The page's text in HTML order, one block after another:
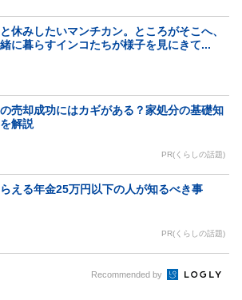
休みしたいマンチカン。ところがそこへ、
に暮らすインコたちが様子を見にきて...
売却成功にはカギがある？家処分の基礎知
解説
PR(くらしの話題)
える年金25万円以下の人が知るべき事
PR(くらしの話題)
Recommended by